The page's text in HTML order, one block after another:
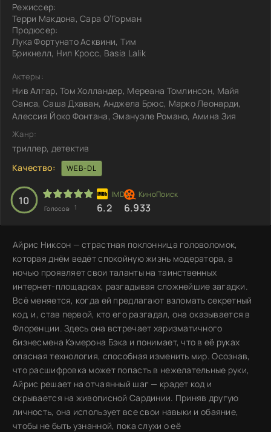
Режиссер:
Терри Макдона, Сара О’Горман
Продюсер:
Лука Фортунато Асквини, Тим
Брикнелл, Нил Кросс, Basia Lalik
Актеры:
Нив Алгар, Том Холландер, Мереана Томлинсон, Майя
Санса, Саша Дхаван, Анджела Брюс, Марко Леонарди,
Алессия Йоко Фонтана, Эмануэле Романо, Амина Зия
Жанр:
триллер, детектив
Качество:
WEB-DL
10
Голосов: 1 6.2 6.933
Айрис Никсон — страстная поклонница головоломок,
которая днём ведёт спокойную жизнь модератора, а
ночью проявляет свои таланты на таинственных
интернет-площадках, разгадывая сложнейшие загадки.
Всё меняется, когда ей предлагают взломать секретный
код, и, став первой, кто его разгадал, она оказывается в
Флоренции. Здесь она встречает харизматичного
бизнесмена Кэмерона Бэка и понимает, что в её руках
опасная технология, способная изменить мир. Осознав,
что расшифровка может попасть в нежелательные руки,
Айрис решает на отчаянный шаг — крадет код и
скрывается на живописной Сардинии. Приняв другую
личность, она использует все свои навыки и обаяние,
чтобы не быть узнанной, пока слухи о её